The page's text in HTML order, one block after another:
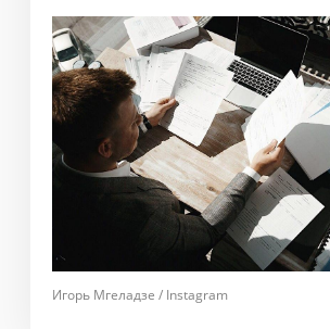
Игорь Мгеладзе / Instagram